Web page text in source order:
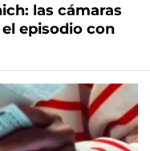
las cámaras
episodio con